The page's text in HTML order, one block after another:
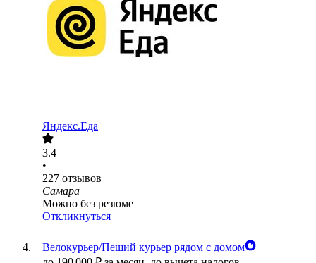
Яндекс.Еда
3.4
•
227 отзывов
Самара
Можно без резюме
Откликнуться
Велокурьер/Пеший курьер рядом с домом